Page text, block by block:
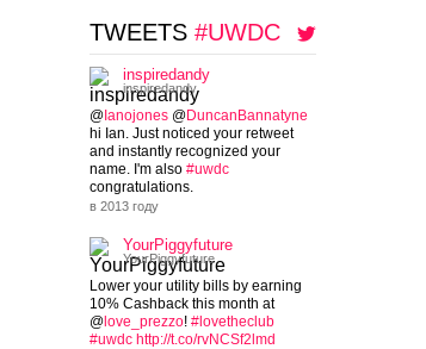
TWEETS #UWDC
inspiredandy
inspiredandy
@ Ianojones @DuncanBannatyne
hi Ian. Just noticed your retweet
and instantly recognized your
name. I'm also #uwdc
congratulations.
в 2013 году
YourPiggyfuture
YourPiggyfuture
Lower your utility bills by earning
10% Cashback this month at
@ love_prezzo! #lovetheclub
#uwdc http://t.co/rvNCSf2lmd